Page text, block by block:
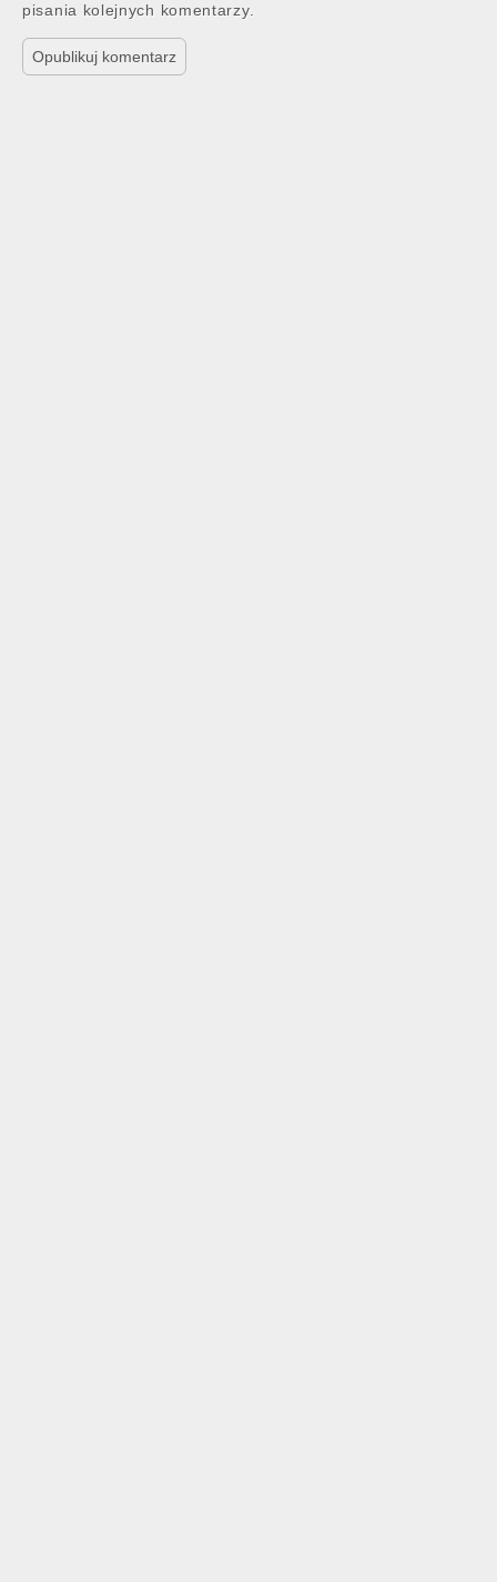
pisania kolejnych komentarzy.